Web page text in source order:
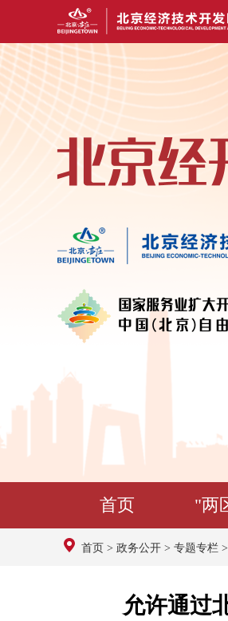
首页 "两
首页 > 政务公开 > 专题专栏 >
允许通过